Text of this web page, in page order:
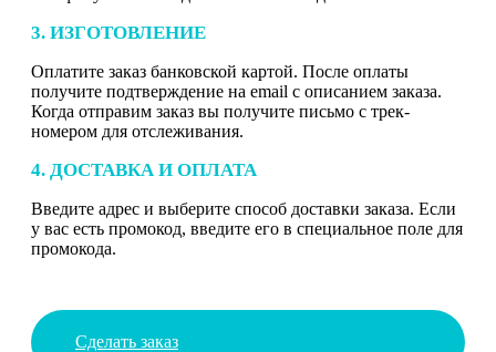
3. ИЗГОТОВЛЕНИЕ
Оплатите заказ банковской картой. После оплаты
получите подтверждение на email с описанием заказа.
Когда отправим заказ вы получите письмо с трек-
номером для отслеживания.
4. ДОСТАВКА И ОПЛАТА
Введите адрес и выберите способ доставки заказа. Если
у вас есть промокод, введите его в специальное поле для
промокода.
Сделать заказ